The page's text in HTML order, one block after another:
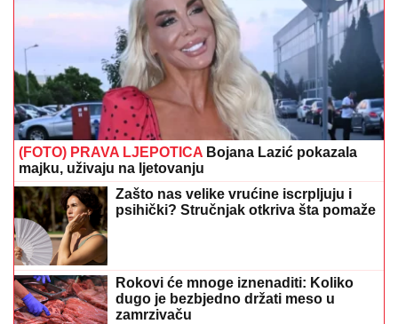
Zašto nas velike vrućine iscrpljuju i
psihički? Stručnjak otkriva šta pomaže
Rokovi će mnoge iznenaditi: Koliko
dugo je bezbjedno držati meso u
zamrzivaču